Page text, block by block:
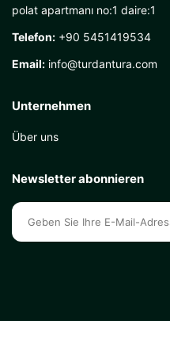
polat apartmanı no:1 daire:1
Telefon: +90 5451419534
Email: info@turdantura.com
Unternehmen
Über uns
Newsletter abonnieren